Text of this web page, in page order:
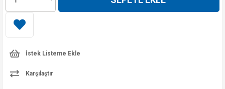
İstek Listeme Ekle
Karşılaştır